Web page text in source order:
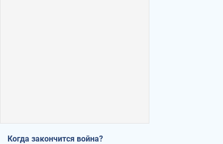
Когда закончится война?